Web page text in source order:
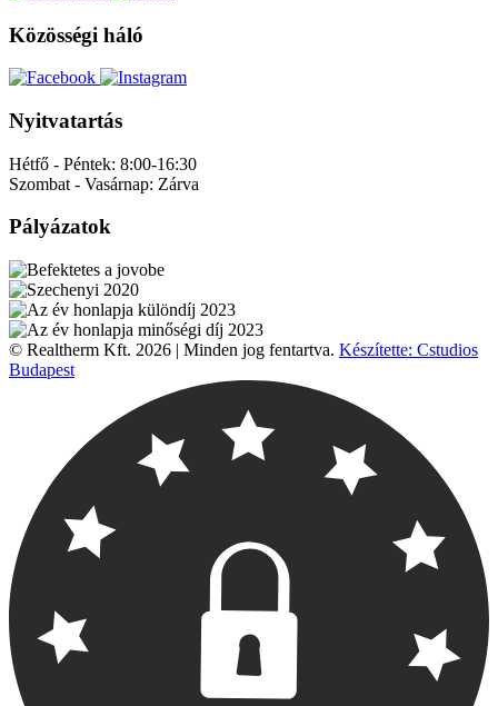
Közösségi háló
Nyitvatartás
Hétfő - Péntek: 8:00-16:30
Szombat - Vasárnap: Zárva
Pályázatok
© Realtherm Kft. 2026 | Minden jog fentartva. Készítette: Cstudios
Budapest